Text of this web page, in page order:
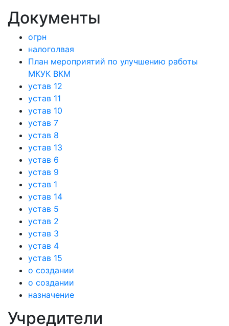
Документы
огрн
налоголвая
План мероприятий по улучшению работы
МКУК ВКМ
устав 12
устав 11
устав 10
устав 7
устав 8
устав 13
устав 6
устав 9
устав 1
устав 14
устав 5
устав 2
устав 3
устав 4
устав 15
о создании
о создании
назначение
Учредители